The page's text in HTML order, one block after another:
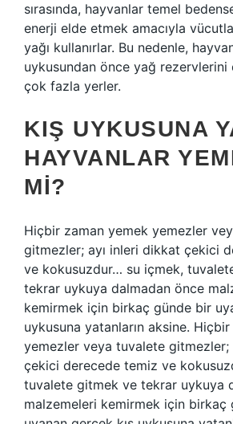
sırasında, hayvanlar temel
enerji elde etmek amacıyla
yağı kullanırlar. Bu nedenle,
uykusundan önce yağ
çok fazla yerler.
KIŞ UYKUSUNA
HAYVANLAR
MI?
Hiçbir zaman yemek yemezler
gitmezler; ayı inleri dikkat çekici
ve kokusuzdur… su içmek,
tekrar uykuya dalmadan önce
kemirmek için birkaç günde bir
uykusuna yatanların aksine.
yemezler veya tuvalete gitmezler;
çekici derecede temiz ve
tuvalete gitmek ve tekrar uykuya
malzemeleri kemirmek için birkaç